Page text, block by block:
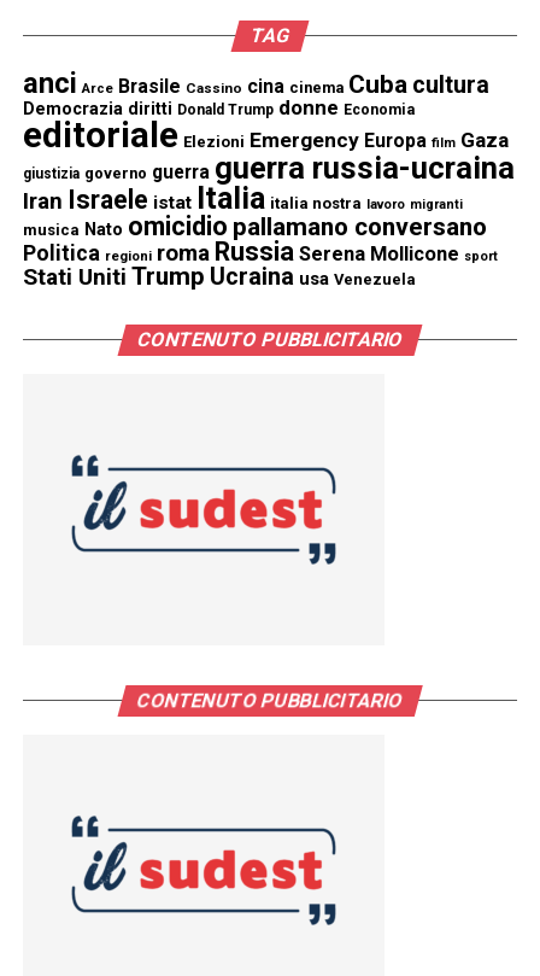
TAG
anci Arce Brasile Cassino cina cinema Cuba cultura
Democrazia diritti Donald Trump donne Economia
editoriale Elezioni Emergency Europa film Gaza
giustizia governo guerra guerra russia-ucraina
Iran Israele istat Italia italia nostra lavoro migranti
musica Nato omicidio pallamano conversano
Politica regioni roma Russia Serena Mollicone sport
Stati Uniti Trump Ucraina usa Venezuela
CONTENUTO PUBBLICITARIO
CONTENUTO PUBBLICITARIO